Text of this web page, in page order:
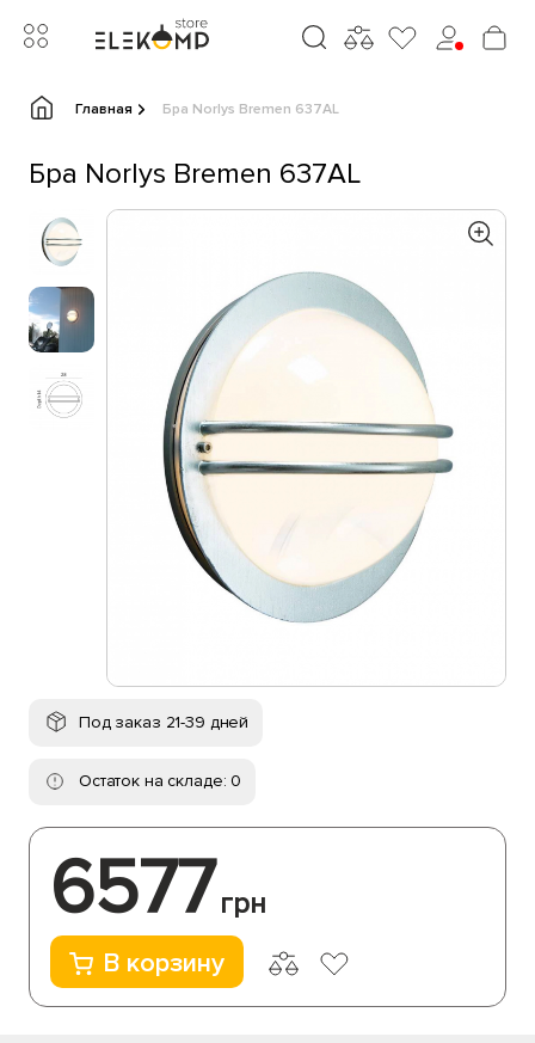
Главная Бра Norlys Bremen 637AL
Бра Norlys Bremen 637AL
Под заказ 21-39 дней
Остаток на складе: 0
6577грн
В корзину